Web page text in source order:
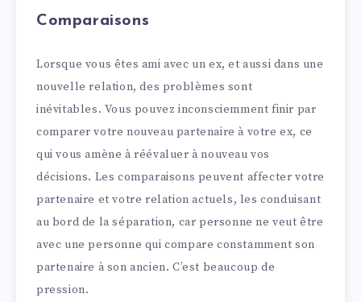
Comparaisons
Lorsque vous êtes ami avec un ex, et aussi dans une
nouvelle relation, des problèmes sont
inévitables. Vous pouvez inconsciemment finir par
comparer votre nouveau partenaire à votre ex, ce
qui vous amène à réévaluer à nouveau vos
décisions. Les comparaisons peuvent affecter votre
partenaire et votre relation actuels, les conduisant
au bord de la séparation, car personne ne veut être
avec une personne qui compare constamment son
partenaire à son ancien. C’est beaucoup de
pression.